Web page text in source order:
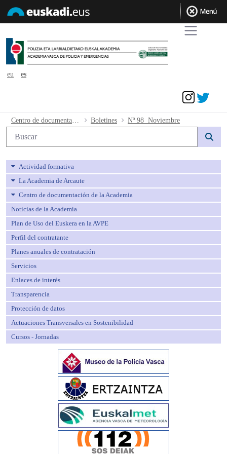
eu
es
Nº 98 Noviembre - avpe
Boletines Nº 98 Noviembre
Búsqueda web
Actividad formativa
La Academia de Arcaute
Centro de documentación de la Academia
Noticias de la Academia
Plan de Uso del Euskera en la AVPE
Perfil del contratante
Planes anuales de contratación
Servicios
Enlaces de interés
Transparencia
Protección de datos
Actuaciones Transversales en Sostenibilidad
Cursos - Jornadas